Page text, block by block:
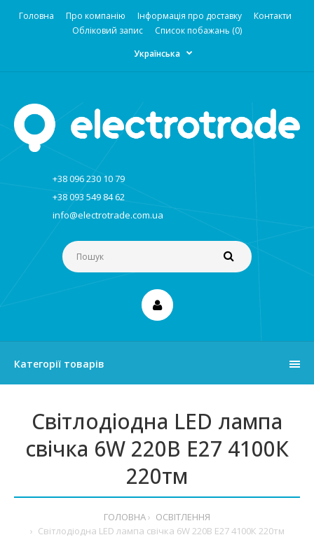
Головна Про компанію Інформація про доставку
Контакти
Обліковий запис
Список побажань (0)
Українська
+38 096 230 10 79
+38 093 549 84 62
info@electrotrade.com.ua
Категорії товарів
Світлодіодна LED лампа
свічка 6W 220В E27 4100К
220тм
ГОЛОВНА
ОСВІТЛЕННЯ
Світлодіодна LED лампа свічка 6W 220В E27 4100К 220тм